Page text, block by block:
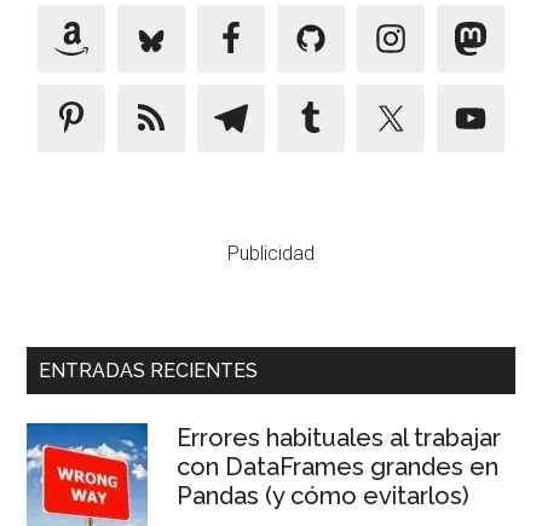
Publicidad
ENTRADAS RECIENTES
Errores habituales al trabajar
con DataFrames grandes en
Pandas (y cómo evitarlos)